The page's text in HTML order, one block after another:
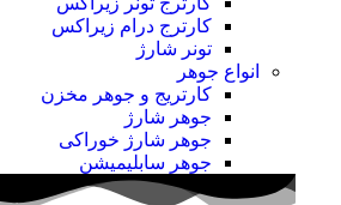
کارترج درام زیراکس
تونر شارژ
انواع جوهر
کارتریج و جوهر مخزن
جوهر شارژ
جوهر شارژ خوراکی
جوهر سابلیمیشن